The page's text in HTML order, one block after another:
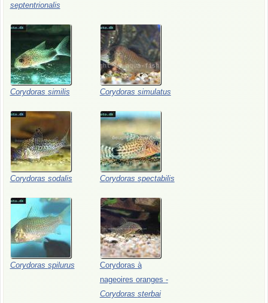
septentrionalis
Corydoras similis Corydoras simulatus
Corydoras sodalis Corydoras spectabilis
Corydoras spilurus Corydoras à
nageoires oranges -
Corydoras sterbai